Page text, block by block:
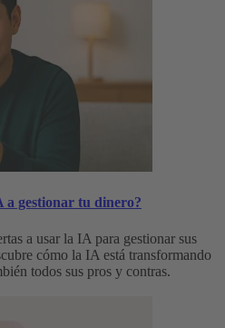
a gestionar tu dinero?
a usar la IA para gestionar sus
cómo la IA está transformando
todos sus pros y contras.